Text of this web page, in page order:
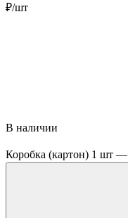
₽/шт
В наличии
Коробка (картон) 1 шт —